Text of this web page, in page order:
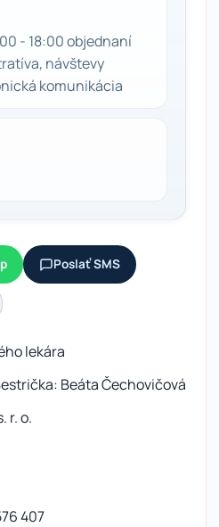
- 18:00 objednaní
návštevy
komunikácia
Poslať SMS
lekára
Beáta Čechovičová
r. o.
407